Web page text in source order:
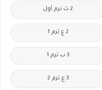
2 ث ترم أول
2 ع ترم 1
3 ب ترم 1
3 ع ترم 2